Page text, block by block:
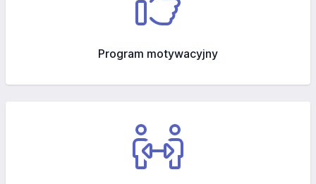
Program motywacyjny